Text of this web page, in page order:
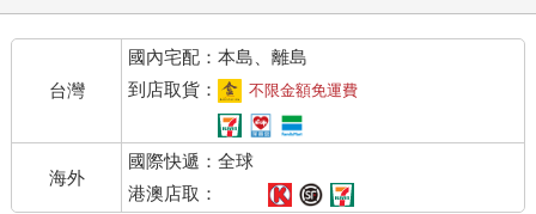
求的不只是形式上的政治獨立─那種可單純因為地緣政治條件的
變化從外部被賦予，或者由少數建國菁英透過暴力由上而下強加
於人民的獨立，而是真正的、具有實質內涵的，由內而外，由下
而上的台灣獨立，也就是在充分的言論自由條件下，每一個台灣
人運用理性與智識，經由充分討論後做出自主決定而達成的獨
立。因此所謂獨立的台灣，是每一個獨立自主的台灣公民經由自
由、理性、充分討論、審議後形成共同意志所創造出來的政治共
台灣
國內宅配：本島、離島
到店取貨：
不限金額免運費
海外
國際快遞：全球
港澳店取：